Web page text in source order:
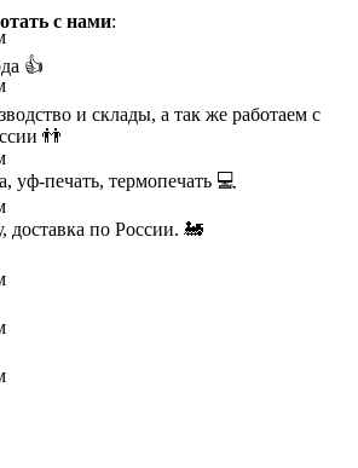
с нами:
👍
и склады, а так же работаем с
👬
уф-печать, термопечать 💻
доставка по России. 🚂